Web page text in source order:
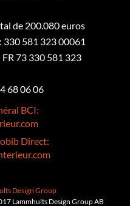
de 200.080 euros
330 581 323 00061
FR 73 330 581 323
68 06 06
BCI:
Direct:
Design Group
Lammhults Design Group AB